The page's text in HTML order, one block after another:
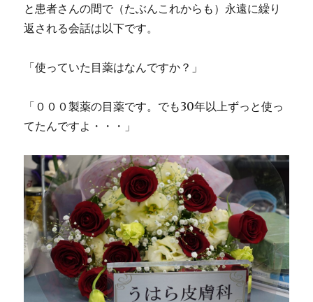
と患者さんの間で（たぶんこれからも）永遠に繰り
返される会話は以下です。
「使っていた目薬はなんですか？」
「０００製薬の目薬です。でも30年以上ずっと使っ
てたんですよ・・・」